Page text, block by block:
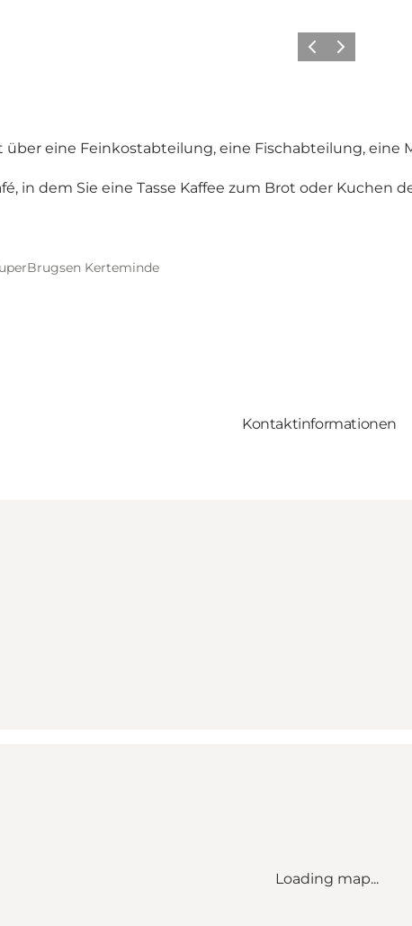
ZurückWeiter
eine Feinkostabteilung, eine Fischabteilung,
in dem Sie eine Tasse Kaffee zum Brot oder Kuchen
Kerteminde
Kontaktinformationen
Loading map...